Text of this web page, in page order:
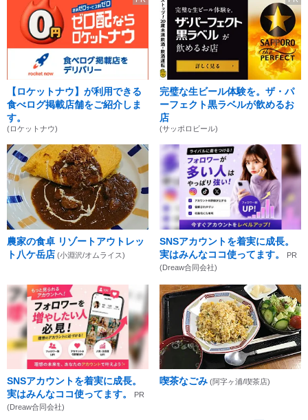
【ロケットナウ】が利用できる
食べログ掲載店舗をご紹介しま
す。
(ロケットナウ)
完璧な生ビール体験を。ザ・パ
ーフェクト黒ラベルが飲めるお
店
(サッポロビール)
農家の食卓 リゾートアウトレッ
ト八ケ岳店 (小淵沢/オムライス)
SNSアカウントを着実に成長。
実はみんなココ使ってます。
PR
(Dreaw合同会社)
SNSアカウントを着実に成長。
実はみんなココ使ってます。
PR
(Dreaw合同会社)
喫茶なごみ (阿字ヶ浦/喫茶店)